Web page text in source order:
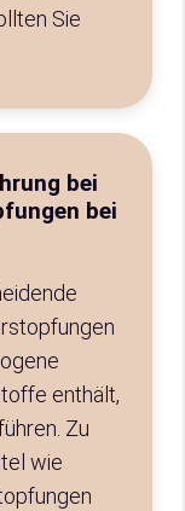
Sie
bei
bei
enthält,
Zu
wie